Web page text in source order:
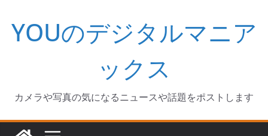
キ
YOUのデジタルマニア
ックス
カメラや写真の気になるニュースや話題をポストします